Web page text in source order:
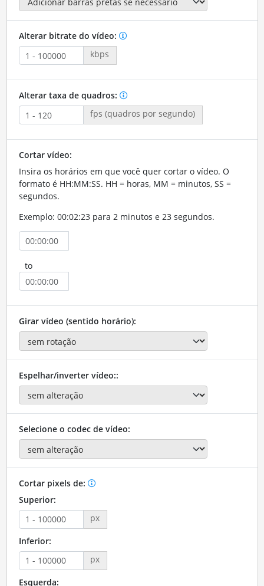
Alterar bitrate do vídeo:
kbps
Alterar taxa de quadros:
fps (quadros por segundo)
Cortar vídeo:
Insira os horários em que você quer cortar o vídeo. O
formato é HH:MM:SS. HH = horas, MM = minutos, SS =
segundos.
Exemplo: 00:02:23 para 2 minutos e 23 segundos.
to
Girar vídeo (sentido horário):
Espelhar/inverter vídeo::
Selecione o codec de vídeo:
Cortar pixels de:
Superior:
px
Inferior:
px
Esquerda: